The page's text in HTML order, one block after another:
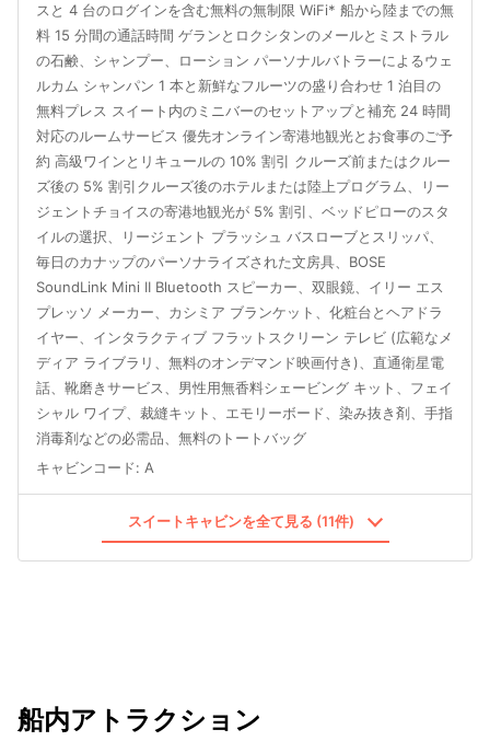
スと 4 台のログインを含む無料の無制限 WiFi* 船から陸までの無
料 15 分間の通話時間 ゲランとロクシタンのメールとミストラル
の石鹸、シャンプー、ローション パーソナルバトラーによるウェ
ルカム シャンパン 1 本と新鮮なフルーツの盛り合わせ 1 泊目の
無料プレス スイート内のミニバーのセットアップと補充 24 時間
対応のルームサービス 優先オンライン寄港地観光とお食事のご予
約 高級ワインとリキュールの 10% 割引 クルーズ前またはクルー
ズ後の 5% 割引クルーズ後のホテルまたは陸上プログラム、リー
ジェントチョイスの寄港地観光が 5% 割引、ベッドピローのスタ
イルの選択、リージェント プラッシュ バスローブとスリッパ、
毎日のカナップのパーソナライズされた文房具、BOSE
SoundLink Mini II Bluetooth スピーカー、双眼鏡、イリー エス
プレッソ メーカー、カシミア ブランケット、化粧台とヘアドラ
イヤー、インタラクティブ フラットスクリーン テレビ (広範なメ
ディア ライブラリ、無料のオンデマンド映画付き)、直通衛星電
話、靴磨きサービス、男性用無香料シェービング キット、フェイ
シャル ワイプ、裁縫キット、エモリーボード、染み抜き剤、手指
消毒剤などの必需品、無料のトートバッグ
キャビンコード: A
スイートキャビンを全て見る (11件)
船内アトラクション